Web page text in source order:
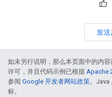
发
如未另行说明，那么本页面中的内容
许可，并且代码示例已根据 Apache
参阅 Google 开发者网站政策。Java
标。